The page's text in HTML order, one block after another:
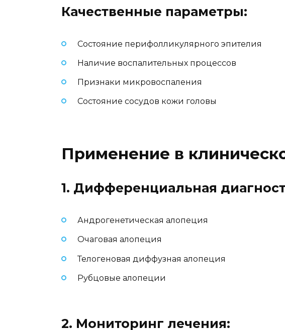
Качественные параметры:
Состояние перифолликулярного эпителия
Наличие воспалительных процессов
Признаки микровоспаления
Состояние сосудов кожи головы
Применение в
1. Дифференциальная
Андрогенетическая алопеция
Очаговая алопеция
Телогеновая диффузная алопеция
Рубцовые алопеции
2. Мониторинг лечения: